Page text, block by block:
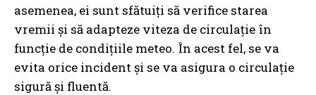
asemenea, ei sunt sfătuiți să verifice starea
vremii și să adapteze viteza de circulație în
funcție de condițiile meteo. În acest fel, se va
evita orice incident și se va asigura o circulație
sigură și fluentă.